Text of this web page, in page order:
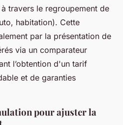
travers le regroupement de
habitation). Cette
par la présentation de
via un comparateur
l’obtention d'un tarif
et de garanties
pour ajuster la